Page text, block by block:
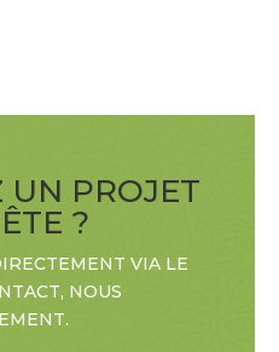
UN PROJET
?
VIA LE
NOUS